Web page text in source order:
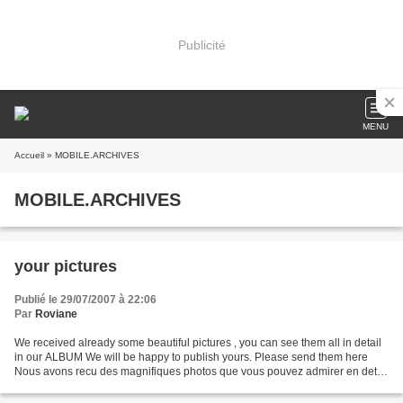
Publicité
MENU
Accueil » MOBILE.ARCHIVES
MOBILE.ARCHIVES
your pictures
Publié le 29/07/2007 à 22:06
Par Roviane
We received already some beautiful pictures , you can see them all in detail
in our ALBUM We will be happy to publish yours. Please send them here
Nous avons recu des magnifiques photos que vous pouvez admirer en detail